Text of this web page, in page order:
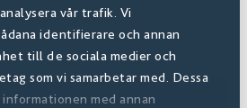
vår trafik. Vi
identifierare och annan
till de sociala medier och
som vi samarbetar med. Dessa
med annan